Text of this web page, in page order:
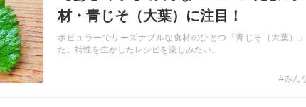
材・青じそ（大葉）に注目！
ポピュラーでリーズナブルな食材のひとつ「青じそ（大葉）
た。特性を生かしたレシピを楽しみたい。
#みん